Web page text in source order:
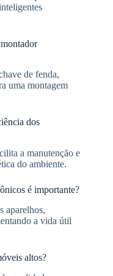
de fenda,
uma montagem
dos
a manutenção e
do ambiente.
é importante?
aparelhos,
a vida útil
altos?